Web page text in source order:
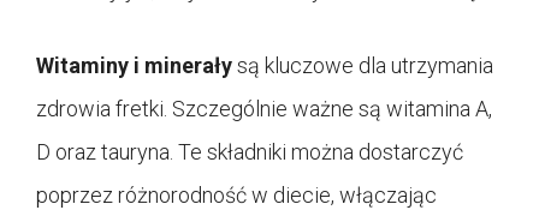
Witaminy i minerałysą kluczowe dla utrzymania
zdrowia fretki. Szczególnie ważne są witamina A,
D oraz tauryna. Te składniki można dostarczyć
poprzez różnorodność w diecie, włączając